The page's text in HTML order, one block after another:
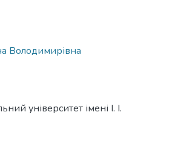
Володимирівна
університет імені І. І.